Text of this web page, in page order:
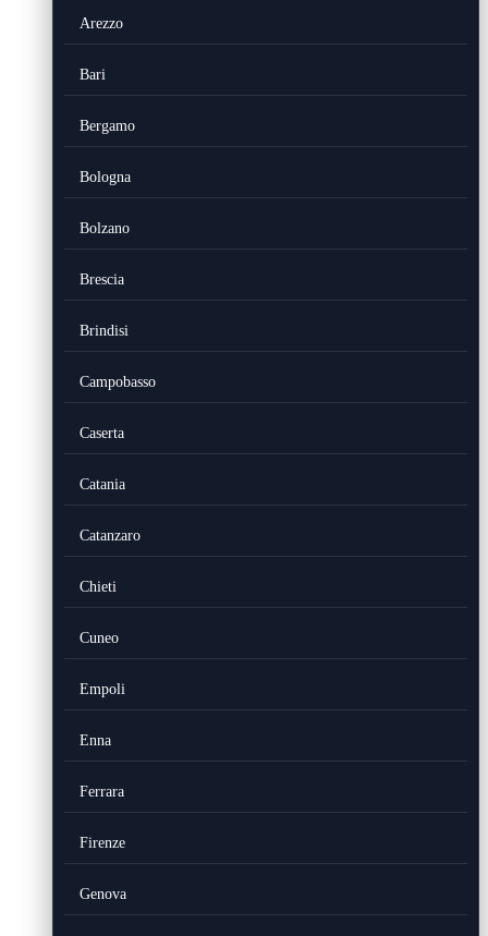
Arezzo
Bari
Bergamo
Bologna
Bolzano
Brescia
Brindisi
Campobasso
Caserta
Catania
Catanzaro
Chieti
Cuneo
Empoli
Enna
Ferrara
Firenze
Genova